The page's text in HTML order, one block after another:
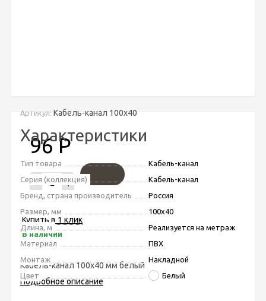
Артикул: Кабель-канал 100х40
96Р
- +
Купить в 1 клик
В наличии
Кабель-канал 100х40 мм белый
Подробное описание
Характеристики
Тип товара
Кабель-канал
Серия (коллекция)
Кабель-канал
Бренд, страна производитель
Россия
Размер, мм
100х40
Длина, м
Реализуется на метраж
Материал
ПВХ
Монтаж
Накладной
Цвет
Белый